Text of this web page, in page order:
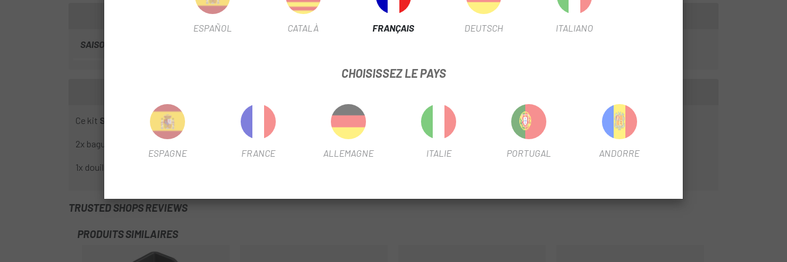
FICHE PRODUIT
SAISON
Ce kit Set de bagues Assioma PRO comprend :
2x bagues rouges en métal
1x douille supplémentaire utile uniquement pour la pédale droite sans capteur de puissance de la version Assioma PRO simple.
TRUSTED SHOPS REVIEWS
PRODUITS SIMILAIRES
ESPAÑOL CATALÀ FRANÇAIS DEUTSCH ITALIANO
CHOISISSEZ LE PAYS
ESPAGNE FRANCE ALLEMAGNE ITALIE PORTUGAL ANDORRE